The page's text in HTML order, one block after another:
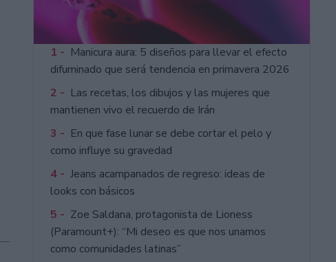
1 - Manicura aura: 5 diseños para llevar el efecto
difuminado que será tendencia en primavera 2026
2 - Las recetas, los dibujos y las mujeres que
mantienen vivo el recuerdo de Irán
3 - En que fase lunar se debe cortar el pelo y
como influye su gravedad
4 - Jeans acampanados de regreso: ideas de
looks con básicos
5 - Zoe Saldana, protagonista de Lioness
(Paramount+): “Mi deseo es que nos unamos
como comunidades latinas”